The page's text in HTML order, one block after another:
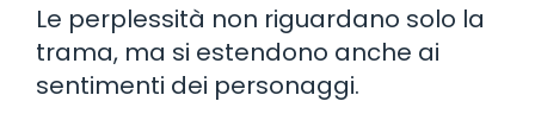
Le perplessità non riguardano solo la
trama, ma si estendono anche ai
sentimenti dei personaggi.